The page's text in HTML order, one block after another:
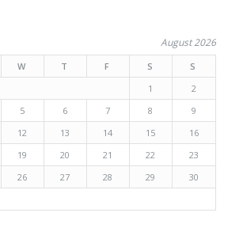
August 2026
W T F S
S
1
2
5 6 7 8
9
12 13 14 15
16
19 20 21 22
23
26 27 28 29
30